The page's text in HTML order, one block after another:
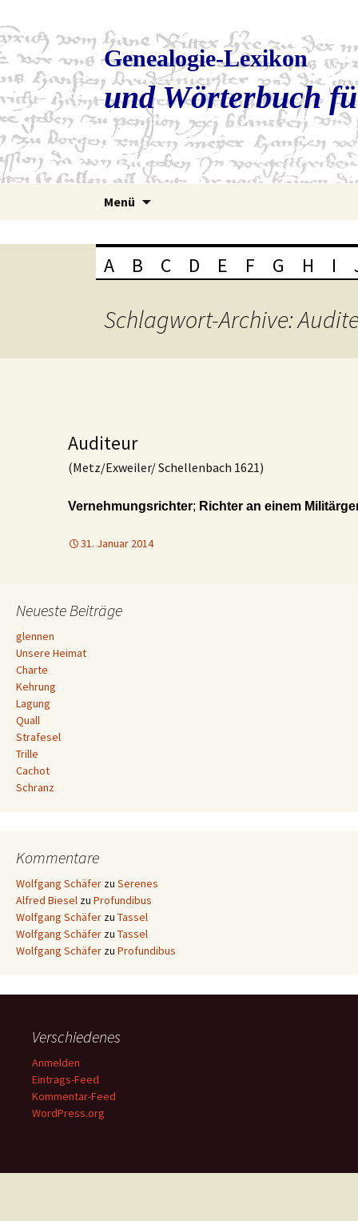
Genealogie-Lexikon
und Wörterbuch
Menü
A B C D E F G H I
Schlagwort-Archive:
Auditeur
(Metz/Exweiler/ Schellenbach 1621)
Vernehmungsrichter; Richter an einem
31. Januar 2014
Neueste Beiträge
glennen
Unsere Heimat
Charte
Kehrung
Lagung
Quall
Strafesel
Trille
Cachot
Schranz
Kommentare
Wolfgang Schäfer zu Serenes
Alfred Biesel zu Profundibus
Wolfgang Schäfer zu Tassel
Wolfgang Schäfer zu Tassel
Wolfgang Schäfer zu Profundibus
Verschiedenes
Anmelden
Eintrags-Feed
Kommentar-Feed
WordPress.org